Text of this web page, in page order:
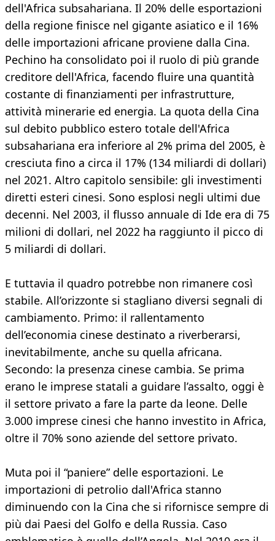
dell'Africa subsahariana. Il 20% delle esportazioni
della regione finisce nel gigante asiatico e il 16%
delle importazioni africane proviene dalla Cina.
Pechino ha consolidato poi il ruolo di più grande
creditore dell'Africa, facendo fluire una quantità
costante di finanziamenti per infrastrutture,
attività minerarie ed energia. La quota della Cina
sul debito pubblico estero totale dell'Africa
subsahariana era inferiore al 2% prima del 2005, è
cresciuta fino a circa il 17% (134 miliardi di dollari)
nel 2021. Altro capitolo sensibile: gli investimenti
diretti esteri cinesi. Sono esplosi negli ultimi due
decenni. Nel 2003, il flusso annuale di Ide era di 75
milioni di dollari, nel 2022 ha raggiunto il picco di
5 miliardi di dollari.
E tuttavia il quadro potrebbe non rimanere così
stabile. All’orizzonte si stagliano diversi segnali di
cambiamento. Primo: il rallentamento
dell’economia cinese destinato a riverberarsi,
inevitabilmente, anche su quella africana.
Secondo: la presenza cinese cambia. Se prima
erano le imprese statali a guidare l’assalto, oggi è
il settore privato a fare la parte da leone. Delle
3.000 imprese cinesi che hanno investito in Africa,
oltre il 70% sono aziende del settore privato.
Muta poi il “paniere” delle esportazioni. Le
importazioni di petrolio dall'Africa stanno
diminuendo con la Cina che si rifornisce sempre di
più dai Paesi del Golfo e della Russia. Caso